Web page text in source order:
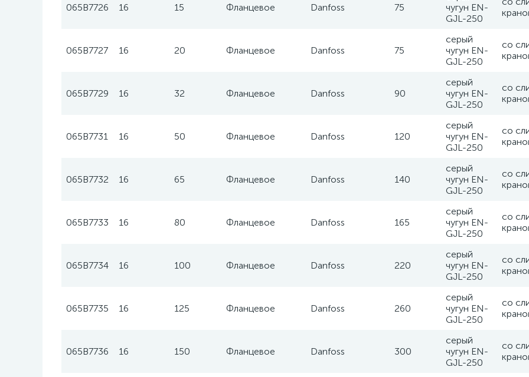
065B7726 16 15 Фланцевое Danfoss 75
чугун EN-
GJL-250
065B7727 16 20 Фланцевое Danfoss 75
серый
чугун EN-
GJL-250
со
065B7729 16 32 Фланцевое Danfoss 90
серый
чугун EN-
GJL-250
со
065B7731 16 50 Фланцевое Danfoss 120
серый
чугун EN-
GJL-250
со
065B7732 16 65 Фланцевое Danfoss 140
серый
чугун EN-
GJL-250
со
065B7733 16 80 Фланцевое Danfoss 165
серый
чугун EN-
GJL-250
со
065B7734 16 100 Фланцевое Danfoss 220
серый
чугун EN-
GJL-250
со
065B7735 16 125 Фланцевое Danfoss 260
серый
чугун EN-
GJL-250
со
065B7736 16 150 Фланцевое Danfoss 300
серый
чугун EN-
GJL-250
со